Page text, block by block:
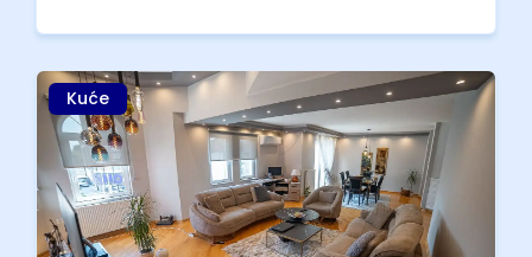
Kuće